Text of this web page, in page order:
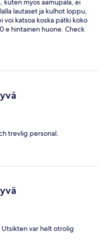
kuten myös aamupala, ei
lautaset ja kulhot loppu,
voi katsoa koska pätki koko
e hintainen huone. Check
trevlig personal.
var helt otrolig